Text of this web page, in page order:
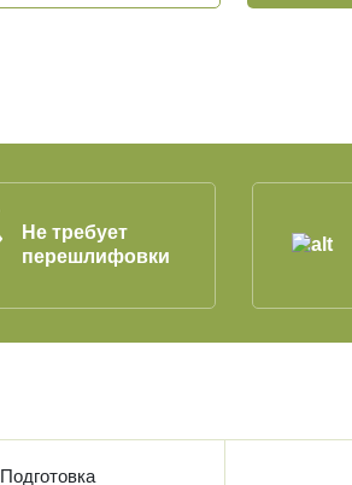
Не требует
перешлифовки
Подготовка